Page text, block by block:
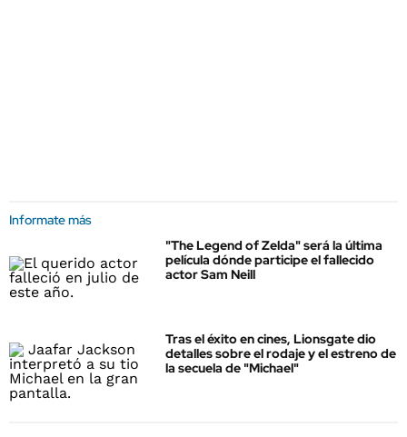
Informate más
"The Legend of Zelda" será la última
película dónde participe el fallecido
actor Sam Neill
Tras el éxito en cines, Lionsgate dio
detalles sobre el rodaje y el estreno de
la secuela de "Michael"